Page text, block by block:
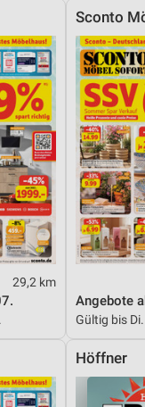
29,2 km
Sconto
Angebote
Gültig bis
Höffner